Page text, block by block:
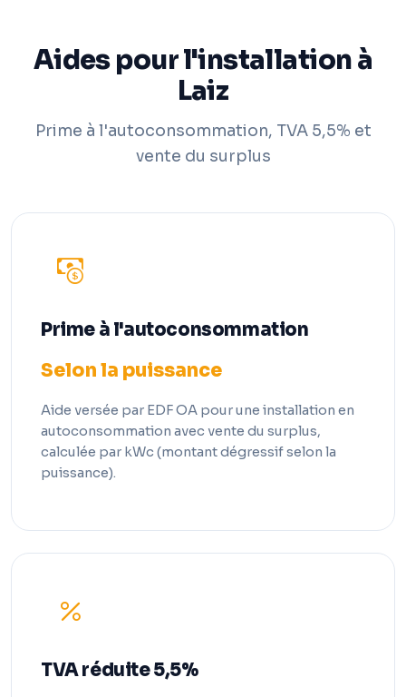
Aides pour l'installation à
Laiz
Prime à l'autoconsommation, TVA 5,5% et
vente du surplus
Prime à l'autoconsommation
Selon la puissance
Aide versée par EDF OA pour une installation en
autoconsommation avec vente du surplus,
calculée par kWc (montant dégressif selon la
puissance).
TVA réduite 5,5%